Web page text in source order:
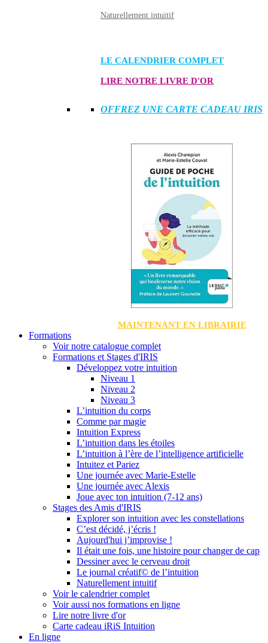
Naturellement intuitif
LE CALENDRIER COMPLET
LIRE NOTRE LIVRE D'OR
OFFREZ UNE CARTE CADEAU IRIS
MAINTENANT EN LIBRAIRIE
Formations
Voir notre catalogue complet
Formations et Stages d'IRIS
Développez votre intuition
Niveau 1
Niveau 2
Niveau 3
L’intuition du corps
Comme par magie
Intuition Express
L’intuition dans les étoiles
L’intuition à l’ère de l’intelligence artificielle
Intuitez et Pariez
Une journée avec Marie-Estelle
Une journée avec Alexis
Joue avec ton intuition (7-12 ans)
Stages des Amis d'IRIS
Explorer son intuition avec les constellations
C’est décidé, j’écris !
Aujourd'hui j’improvise !
Il était une fois, une histoire pour changer de cap
Dessiner avec le cerveau droit
Le journal créatif© de l’intuition
Naturellement intuitif
Voir le calendrier complet
Voir aussi nos formations en ligne
Lire notre livre d'or
Carte cadeau iRiS Intuition
En ligne